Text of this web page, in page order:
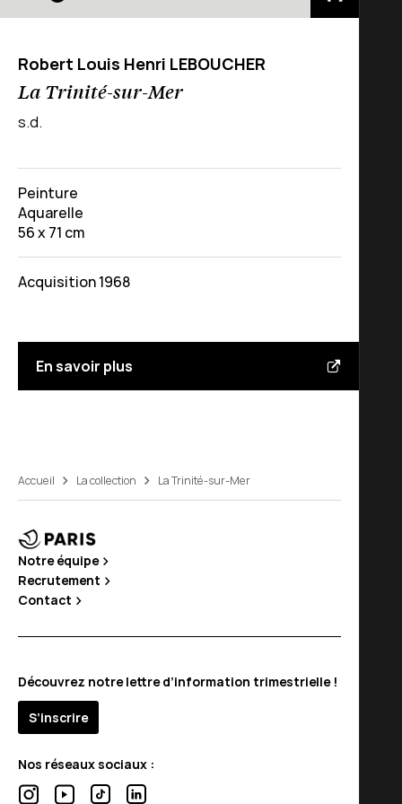
Robert Louis Henri LEBOUCHER
La Trinité-sur-Mer
s.d.
Peinture
Aquarelle
56 x 71 cm
Acquisition 1968
En savoir plus
Accueil La collection La Trinité-sur-Mer
Notre équipe
Recrutement
Contact
Découvrez notre lettre d’information trimestrielle !
S’inscrire
Nos réseaux sociaux :